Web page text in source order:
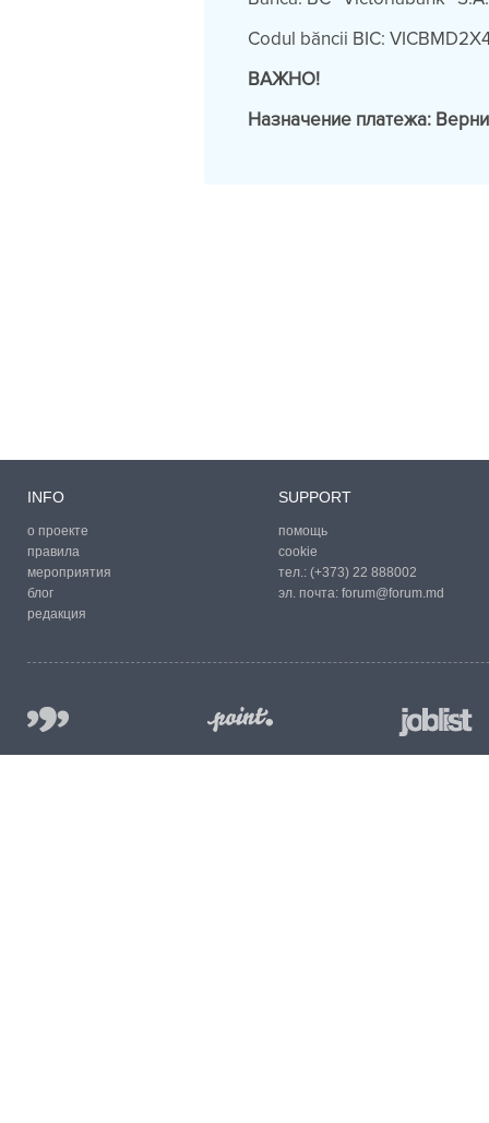
Codul băncii BIC:
ВАЖНО!
Назначение платежа:
INFO
о проекте
правила
мероприятия
блог
редакция
SUPPORT
помощь
cookie
тел.: (+373) 22 888002
эл. почта: forum@forum.md